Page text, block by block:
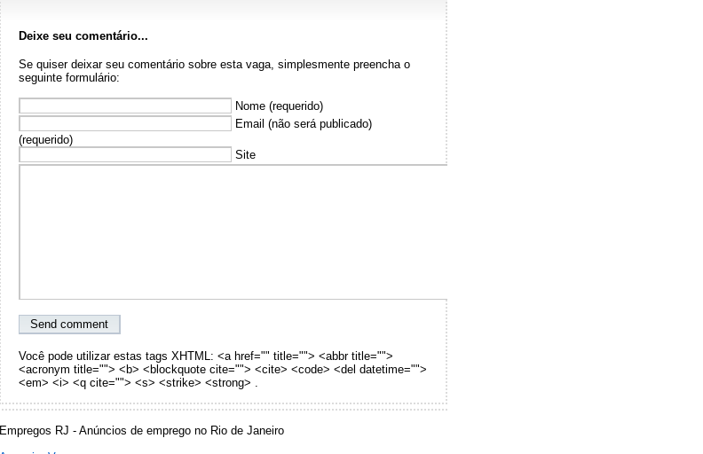
Deixe seu comentário...
Se quiser deixar seu comentário sobre esta vaga, simplesmente preencha o
seguinte formulário:
Nome (requerido)
Email (não será publicado)
(requerido)
Site
Você pode utilizar estas tags XHTML: <a href="" title=""> <abbr title="">
<acronym title=""> <b> <blockquote cite=""> <cite> <code> <del datetime="">
<em> <i> <q cite=""> <s> <strike> <strong> .
Empregos RJ - Anúncios de emprego no Rio de Janeiro